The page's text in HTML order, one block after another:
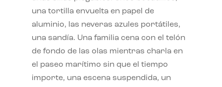
una tortilla envuelta en papel de
aluminio, las neveras azules portátiles,
una sandía. Una familia cena con el telón
de fondo de las olas mientras charla en
el paseo marítimo sin que el tiempo
importe, una escena suspendida, un